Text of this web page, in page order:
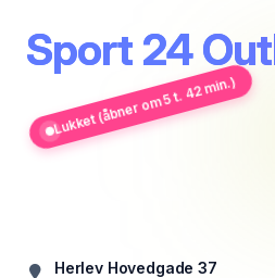
Sport 24
Lukket (åbner om 5 t. 42 min.)
Herlev Hovedgade 37